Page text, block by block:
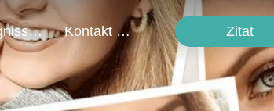
Ereignisse Kontakt Mit Uns Zitat